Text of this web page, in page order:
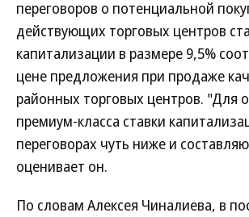
переговоров о потенциальной
действующих торговых центров
капитализации в размере 9,5%
цене предложения при продаже
районных торговых центров. "Для
премиум-класса ставки
переговорах чуть ниже и
оценивает он.
По словам Алексея Чиналиева, в